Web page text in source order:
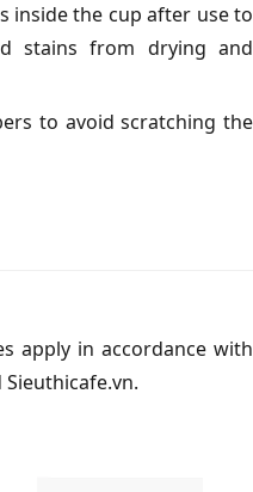
inside the cup after use to
stains from drying and
to avoid scratching the
apply in accordance with